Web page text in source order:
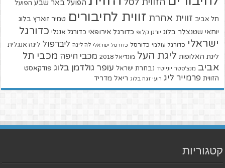
הפועל באר שבע הפועל
תל אביב זווית אחרת זווית לחיבורים טמיר זוארץ בלוג
יוחאי שטנצלר בלוג יורגן קלופ כדורגל אירופאי כדורגל אנגלי כדורגל
ישראלי כדורגל עולמי כדורסל כדורסל ישראלי לה ליגה ליברפול ליגה אנגלית
ליגת האלופות ליגת העל מונדיאל 2018 מכבי חיפה מכבי תל
אביב מנצ'סטר יונייטד נבחרת ישראל עופר גולדמן בלוג פודקאסט
הזווית פרמייר ליג רועי זגה בלוג ריאל מדריד
קטגוריות